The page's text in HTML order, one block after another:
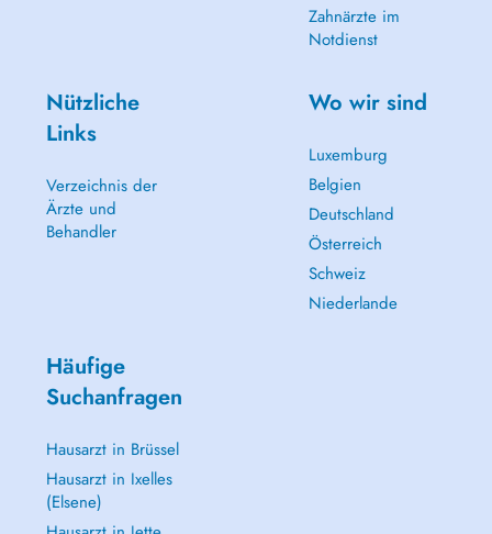
Zahnärzte im
Notdienst
Nützliche
Links
Verzeichnis der
Ärzte und
Behandler
Wo wir sind
Luxemburg
Belgien
Deutschland
Österreich
Schweiz
Niederlande
Häufige
Suchanfragen
Hausarzt in Brüssel
Hausarzt in Ixelles
(Elsene)